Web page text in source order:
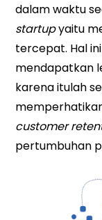
dalam waktu
startupyaitu
tercepat. Hal
mendapatkan
karena itulah
customer
pertumbuhan